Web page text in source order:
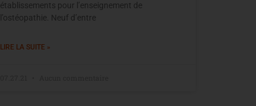
établissements pour l’enseignement de
l’ostéopathie. Neuf d’entre
LIRE LA SUITE »